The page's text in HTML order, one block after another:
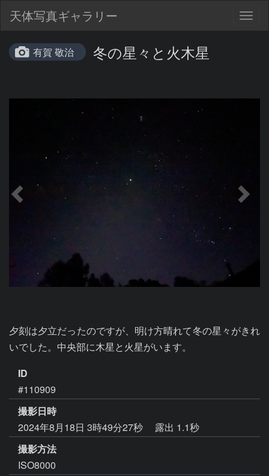
天体写真ギャラリー
有賀 敬治 冬の星々と火木星
夕刻は夕立だったのですが、明け方晴れて冬の星々がきれ
いでした。中央部に木星と火星がいます。
ID
#110909
撮影日時
2024年8月18日 3時49分27秒
露出 1.1秒
撮影方法
ISO8000